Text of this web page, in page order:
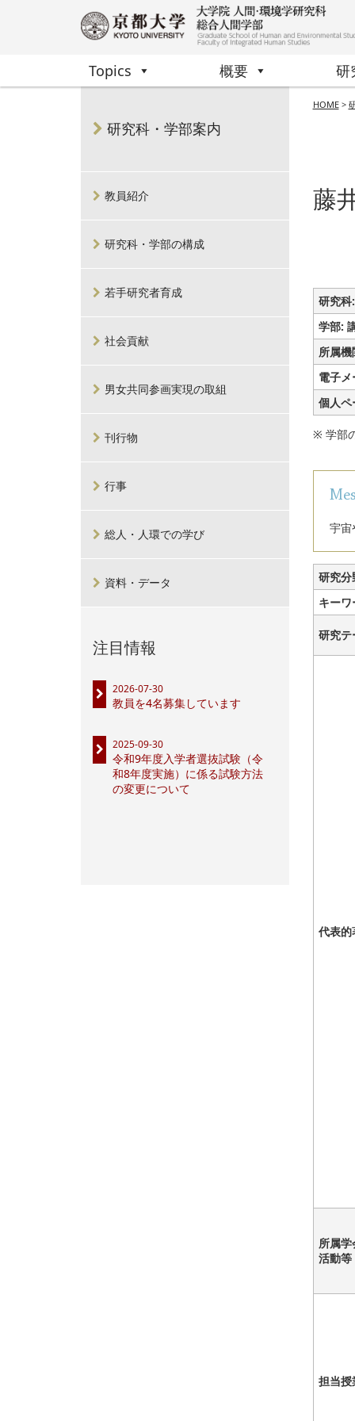
Topics 概要 研
HOME>
藤
研究
学部:
所属
電子メ
個人ペ
※ 学部
宇宙
研究分
キーワ
研究テ
代表的
所属
活動等
担当授
研究科・学部案内
教員紹介
研究科・学部の構成
若手研究者育成
社会貢献
男女共同参画実現の取組
刊行物
行事
総人・人環での学び
資料・データ
注目情報
2026-07-30
教員を4名募集しています
2025-09-30
令和9年度入学者選抜試験（令
和8年度実施）に係る試験方法
の変更について